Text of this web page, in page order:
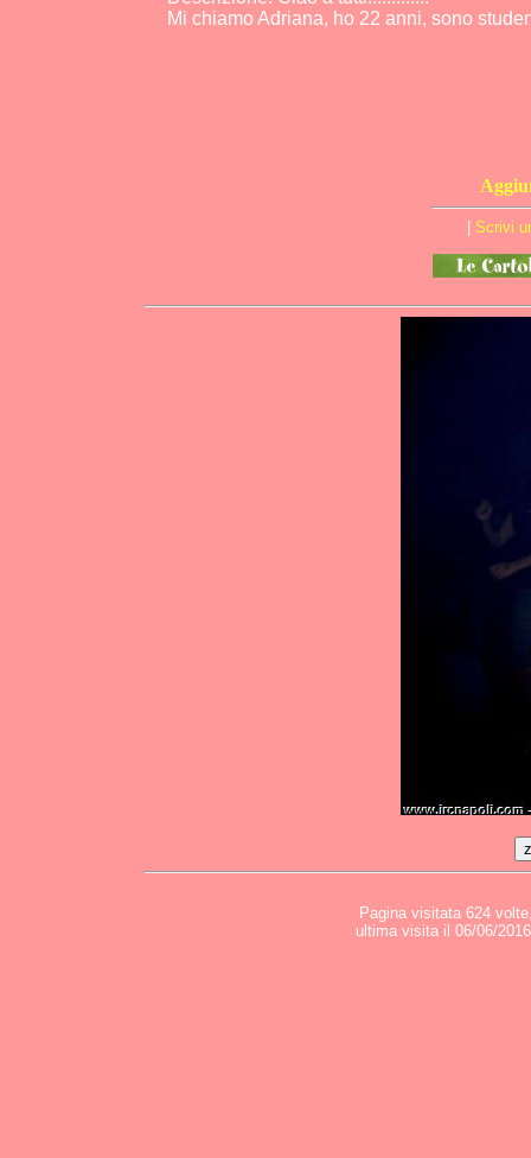
Mi chiamo Adriana, ho 22 anni, sono
Scrivi
Pagina visitata 624
ultima visita il 06/06/